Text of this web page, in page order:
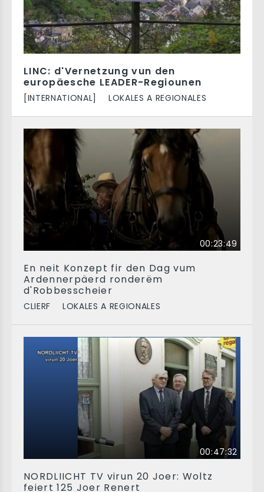
LINC: d'Vernetzung vun den
europäesche LEADER-Regiounen
[INTERNATIONAL] LOKALES A REGIONALES
00:23:49
En neit Konzept fir den Dag vum
Ardennerpäerd ronderëm
d'Robbesscheier
CLIERF LOKALES A REGIONALES
00:47:32
NORDLIICHT TV virun 20 Joer: Woltz
feiert 125 Joer Renert